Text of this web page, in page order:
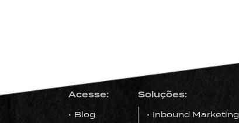
Acesse:
Blog
Soluções:
Inbound Marketing